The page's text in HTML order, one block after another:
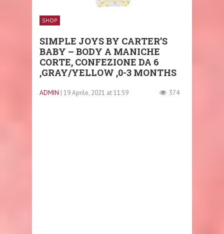
SHOP
SIMPLE JOYS BY CARTER’S
BABY – BODY A MANICHE
CORTE, CONFEZIONE DA 6
,GRAY/YELLOW ,0-3 MONTHS
ADMIN | 19 Aprile, 2021 at 11:59 374